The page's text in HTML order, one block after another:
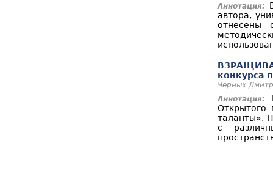
Аннотация:
автора,
отнесены
конкурса
Черных
Аннотация:
Открытого
таланты».
с